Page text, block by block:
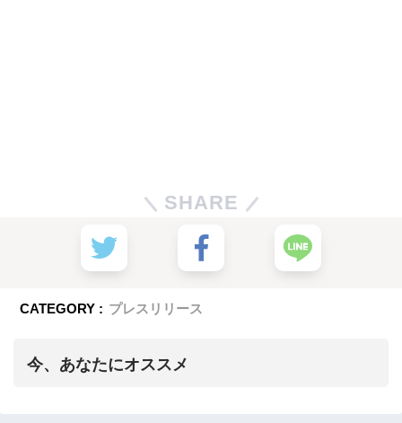
SHARE
CATEGORY : プレスリリース
今、あなたにオススメ